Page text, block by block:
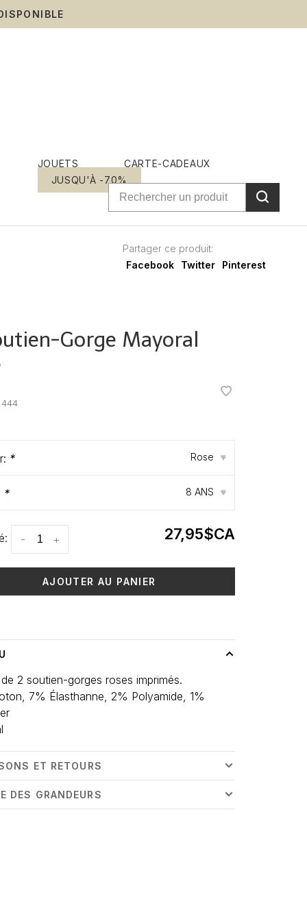
JOUETS
CARTE-CADEAUX
JUSQU'À -70%
Partager ce produit:
Facebook
Twitter Pinterest
Gorge Mayoral
* Rose ▾
* 8 ANS ▾
+
- 27,95$CA
AJOUTER AU PANIER
2 soutien-gorges roses imprimés.
7% Élasthanne, 2% Polyamide, 1%
ET RETOURS
DES GRANDEURS